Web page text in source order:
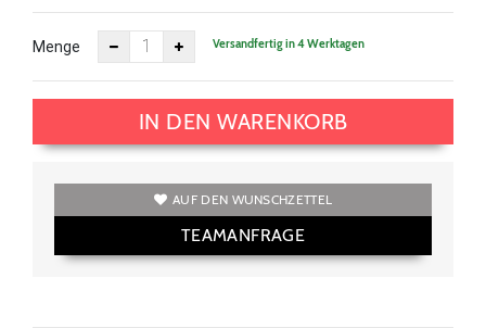
Menge Versandfertig in 4 Werktagen
IN DEN WARENKORB
AUF DEN WUNSCHZETTEL
TEAMANFRAGE